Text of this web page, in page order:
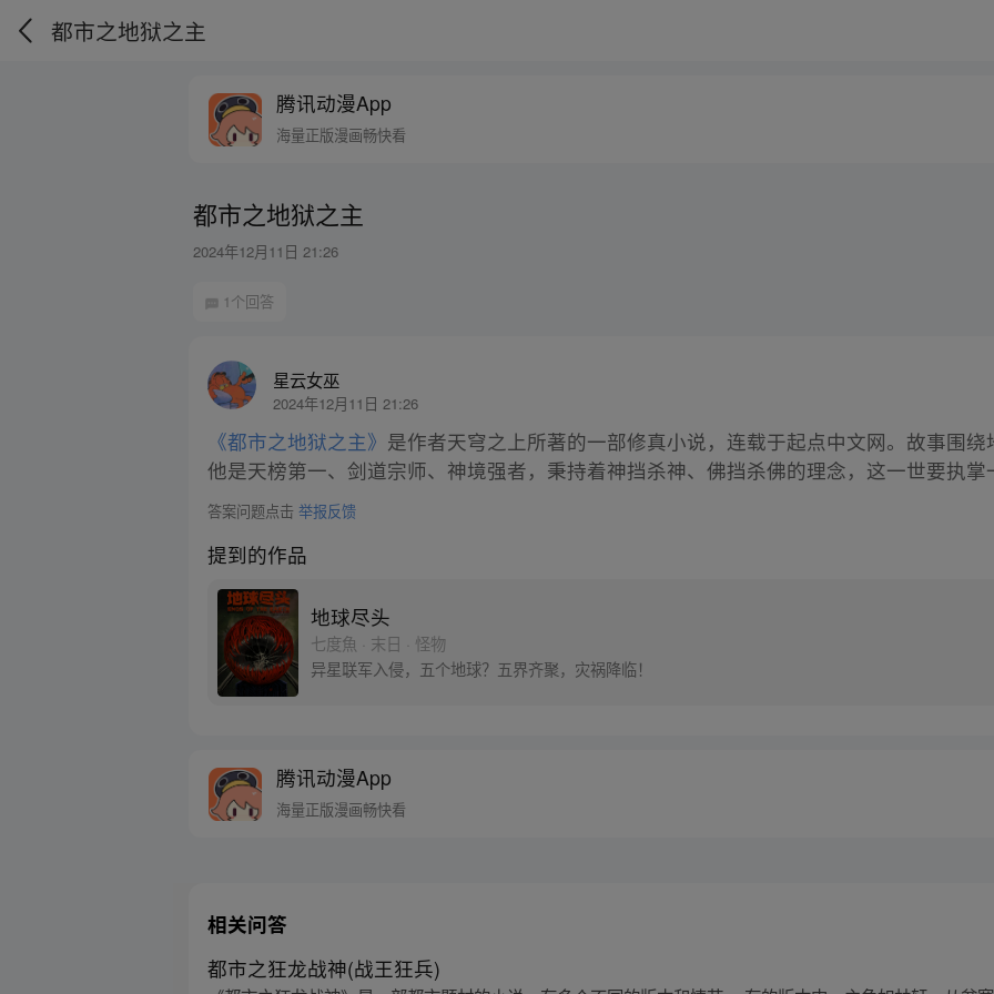
都市之地狱之主
腾讯动漫App
海量正版漫画畅快看
都市之地狱之主
2024年12月11日 21:26
1个回答
星云女巫
2024年12月11日 21:26
《都市之地狱之主》 是作者天穹之上所著的一部修真小说，连载于起点中文网。故事围
他是天榜第一、剑道宗师、神境强者，秉持着神挡杀神、佛挡杀佛的理念，这一世要执
答案问题点击举报反馈
提到的作品
地球尽头
七度魚 · 末日 · 怪物
异星联军入侵，五个地球？五界齐聚，灾祸降临！
腾讯动漫App
海量正版漫画畅快看
相关问答
都市之狂龙战神(战王狂兵)